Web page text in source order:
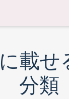
載せ
分類